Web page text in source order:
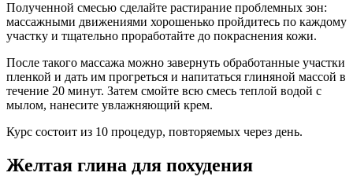
Полученной смесью сделайте растирание проблемных зон:
массажными движениями хорошенько пройдитесь по каждому
участку и тщательно проработайте до покраснения кожи.
После такого массажа можно завернуть обработанные участки
пленкой и дать им прогреться и напитаться глиняной массой в
течение 20 минут. Затем смойте всю смесь теплой водой с
мылом, нанесите увлажняющий крем.
Курс состоит из 10 процедур, повторяемых через день.
Желтая глина для похудения